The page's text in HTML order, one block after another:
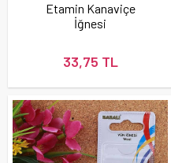
Etamin Kanaviçe
İğnesi
33,75 TL